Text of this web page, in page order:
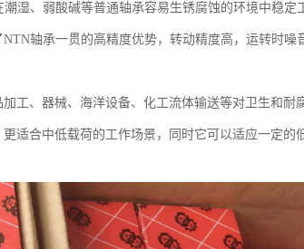
湿、弱酸碱等普通轴承容易生锈腐蚀的环境中稳定
轴承一贯的高精度优势，转动精度高，运转时噪
工、器械、海洋设备、化工流体输送等对卫生和耐
适合中低载荷的工作场景，同时它可以适应一定的